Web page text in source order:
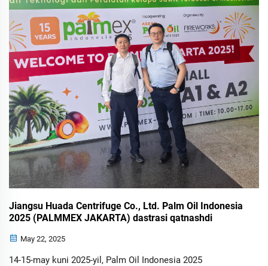
Jiangsu Huada Centrifuge Co., Ltd. Palm Oil Indonesia
2025 (PALMMEX JAKARTA) dastrasi qatnashdi
May 22, 2025
14-15-may kuni 2025-yil, Palm Oil Indonesia 2025